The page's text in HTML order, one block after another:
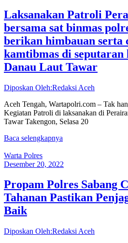
Laksanakan Patroli
bersama sat binmas
berikan himbauan serta
kamtibmas di seputaran
Danau Laut Tawar
Diposkan Oleh:Redaksi Aceh
Aceh Tengah, Wartapolri.com – Tak
Kegiatan Patroli di laksanakan di
Tawar Takengon, Selasa 20
Baca selengkapnya
Warta Polres
Desember 20, 2022
Propam Polres Sabang
Tahanan Pastikan
Baik
Diposkan Oleh:Redaksi Aceh